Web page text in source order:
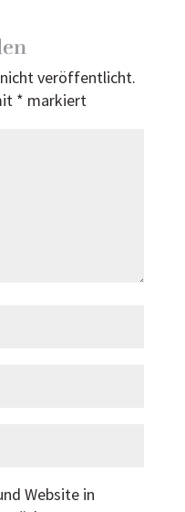
nicht veröffentlicht.
* markiert
Website in